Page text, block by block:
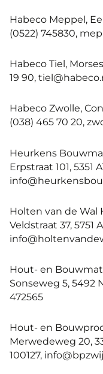
Habeco Meppel,
(0522) 745830,
Habeco Tiel,
19 90,
Habeco Zwolle,
(038) 465 70 20,
Heurkens
Erpstraat 101, 5351
Holten van de Wal
Veldstraat 37, 5751
Hout- en
Sonseweg 5, 5492
472565
Hout- en
Merwedeweg 20,
100127,